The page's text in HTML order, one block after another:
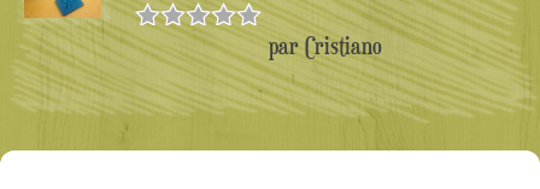
Note 5sur
5
par Cristiano